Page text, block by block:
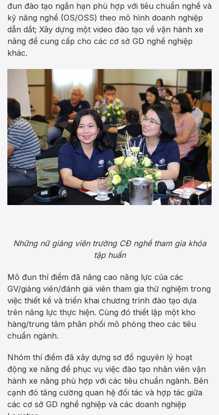
đun đào tạo ngắn hạn phù hợp với tiêu chuẩn nghề và
kỹ năng nghề (OS/OSS) theo mô hình doanh nghiệp
dẫn dắt; Xây dựng một video đào tạo về vận hành xe
nâng để cung cấp cho các cơ sở GD nghề nghiệp
khác.
Những nữ giảng viên trường CĐ nghề tham gia khóa
tập huấn
Mô đun thí điểm đã nâng cao năng lực của các
GV/giảng viên/đánh giá viên tham gia thử nghiệm trong
việc thiết kế và triển khai chương trình đào tạo dựa
trên năng lực thực hiện. Cùng đó thiết lập một kho
hàng/trung tâm phân phối mô phỏng theo các tiêu
chuẩn ngành.
Nhóm thí điểm đã xây dựng sơ đồ nguyên lý hoạt
động xe nâng để phục vụ việc đào tạo nhân viên vận
hành xe nâng phù hợp với các tiêu chuẩn ngành. Bên
cạnh đó tăng cường quan hệ đối tác và hợp tác giữa
các cơ sở GD nghề nghiệp và các doanh nghiệp